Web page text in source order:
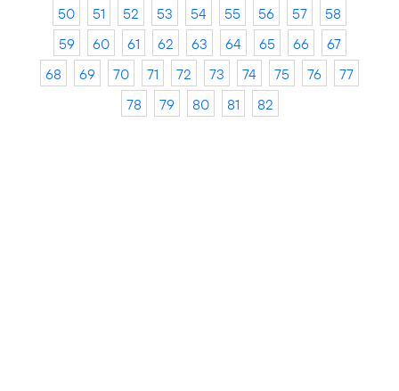
50
51 52 53 54 55 56 57
58
59
60 61 62 63 64 65 66
67
68
69 70 71 72 73 74 75 76
77
78
79 80 81 82